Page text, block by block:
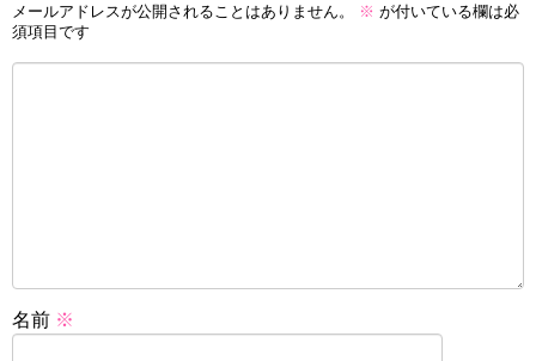
メールアドレスが公開されることはありません。 ※ が付いている欄は必
須項目です
名前 ※